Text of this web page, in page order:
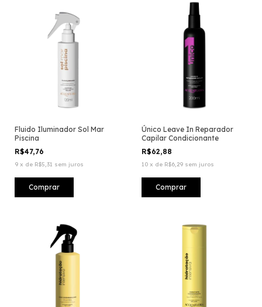
Fluido Iluminador Sol Mar
Piscina
R$47,76
9 x de R$5,31 sem juros
Único Leave In Reparador
Capilar Condicionante
R$62,88
10 x de R$6,29 sem juros